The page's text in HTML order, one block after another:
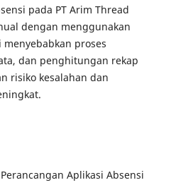
pada PT Arim Thread
dengan menggunakan
proses
dan penghitungan rekap
risiko kesalahan dan
Aplikasi Absensi